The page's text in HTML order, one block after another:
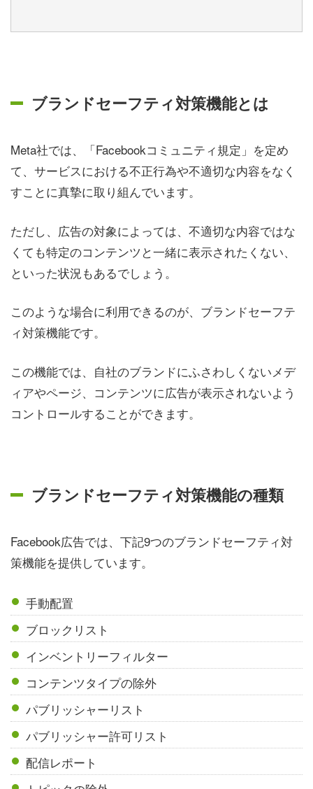
ブランドセーフティ対策機能とは
Meta社では、「Facebookコミュニティ規定」を定め
て、サービスにおける不正行為や不適切な内容をなく
すことに真摯に取り組んでいます。
ただし、広告の対象によっては、不適切な内容ではな
くても特定のコンテンツと一緒に表示されたくない、
といった状況もあるでしょう。
このような場合に利用できるのが、ブランドセーフテ
ィ対策機能です。
この機能では、自社のブランドにふさわしくないメデ
ィアやページ、コンテンツに広告が表示されないよう
コントロールすることができます。
ブランドセーフティ対策機能の種類
Facebook広告では、下記9つのブランドセーフティ対
策機能を提供しています。
手動配置
ブロックリスト
インベントリーフィルター
コンテンツタイプの除外
パブリッシャーリスト
パブリッシャー許可リスト
配信レポート